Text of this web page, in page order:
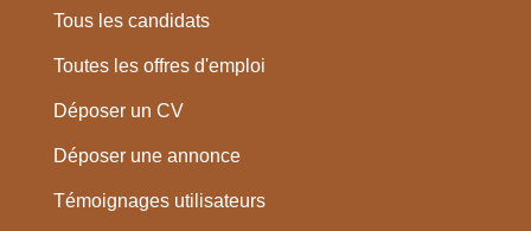
Tous les candidats
Toutes les offres d'emploi
Déposer un CV
Déposer une annonce
Témoignages utilisateurs